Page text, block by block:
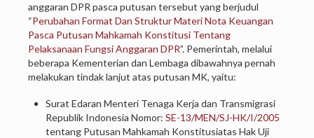
anggaran DPR pasca putusan tersebut yang berjudul
“Perubahan Format Dan Struktur Materi Nota Keuangan
Pasca Putusan Mahkamah Konstitusi Tentang
Pelaksanaan Fungsi Anggaran DPR”. Pemerintah, melalui
beberapa Kementerian dan Lembaga dibawahnya pernah
melakukan tindak lanjut atas putusan MK, yaitu:
Surat Edaran Menteri Tenaga Kerja dan Transmigrasi
Republik Indonesia Nomor: SE-13/MEN/SJ-HK/I/2005
tentang Putusan Mahkamah Konstitusiatas Hak Uji